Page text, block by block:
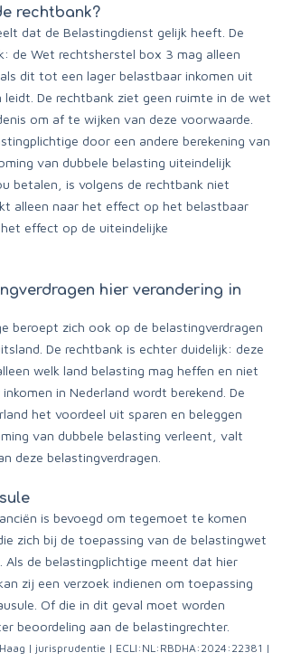
rechtbank?
dat de Belastingdienst gelijk heeft. De
de Wet rechtsherstel box 3 mag alleen
dit tot een lager belastbaar inkomen uit
leidt. De rechtbank ziet geen ruimte in de wet
om af te wijken van deze voorwaarde.
door een andere berekening van
van dubbele belasting uiteindelijk
betalen, is volgens de rechtbank niet
alleen naar het effect op het belastbaar
effect op de uiteindelijke
hier verandering in
beroept zich ook op de belastingverdragen
De rechtbank is echter duidelijk: deze
welk land belasting mag heffen en niet
in Nederland wordt berekend. De
het voordeel uit sparen en beleggen
van dubbele belasting verleent, valt
deze belastingverdragen.
is bevoegd om tegemoet te komen
zich bij de toepassing van de belastingwet
Als de belastingplichtige meent dat hier
zij een verzoek indienen om toepassing
Of die in dit geval moet worden
beoordeling aan de belastingrechter.
| jurisprudentie | ECLI:NL:RBDHA:2024:22381 |